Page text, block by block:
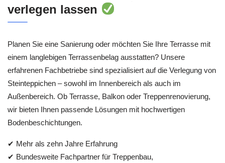
verlegen lassen
Planen Sie eine Sanierung oder möchten Sie Ihre Terrasse mit
einem langlebigen Terrassenbelag ausstatten? Unsere
erfahrenen Fachbetriebe sind spezialisiert auf die Verlegung von
Steinteppichen – sowohl im Innenbereich als auch im
Außenbereich. Ob Terrasse, Balkon oder Treppenrenovierung,
wir bieten Ihnen passende Lösungen mit hochwertigen
Bodenbeschichtungen.
✔ Mehr als zehn Jahre Erfahrung
✔ Bundesweite Fachpartner für Treppenbau,